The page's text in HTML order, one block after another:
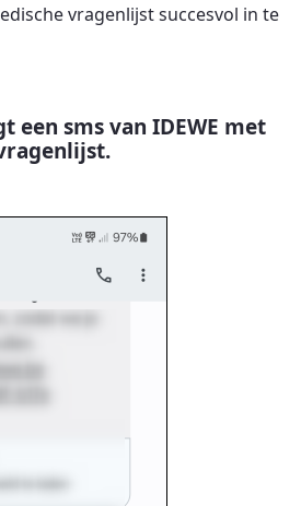
vragenlijst succesvol in te
een sms van IDEWE met